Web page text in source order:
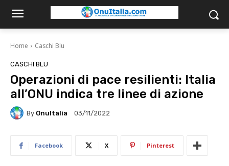
Home Caschi Blu
CASCHI BLU
Operazioni di pace resilienti: Italia
all’ONU indica tre linee di azione
By OnuItalia 03/11/2022
Facebook X Pinterest